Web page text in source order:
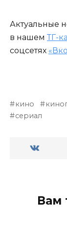
Актуальные
в нашем ТГ-
соцсетях
кино
сериал
Вам